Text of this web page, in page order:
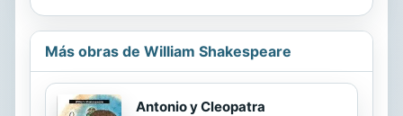
Más obras de William Shakespeare
Antonio y Cleopatra